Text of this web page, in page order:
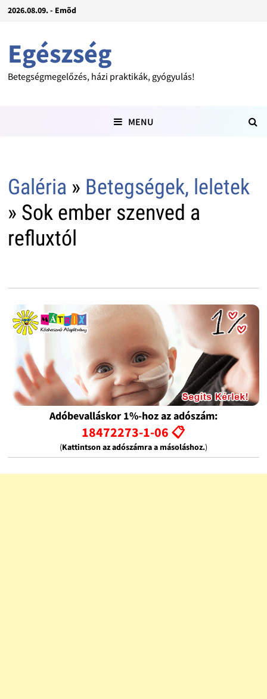
2026.08.09. - Emõd
Egészség
Betegségmegelőzés, házi praktikák, gyógyulás!
MENU
Galéria » Betegségek, leletek
» Sok ember szenved a
refluxtól
Adóbevalláskor 1%-hoz az adószám:
18472273-1-06 📋
(Kattintson az adószámra a másoláshoz.)